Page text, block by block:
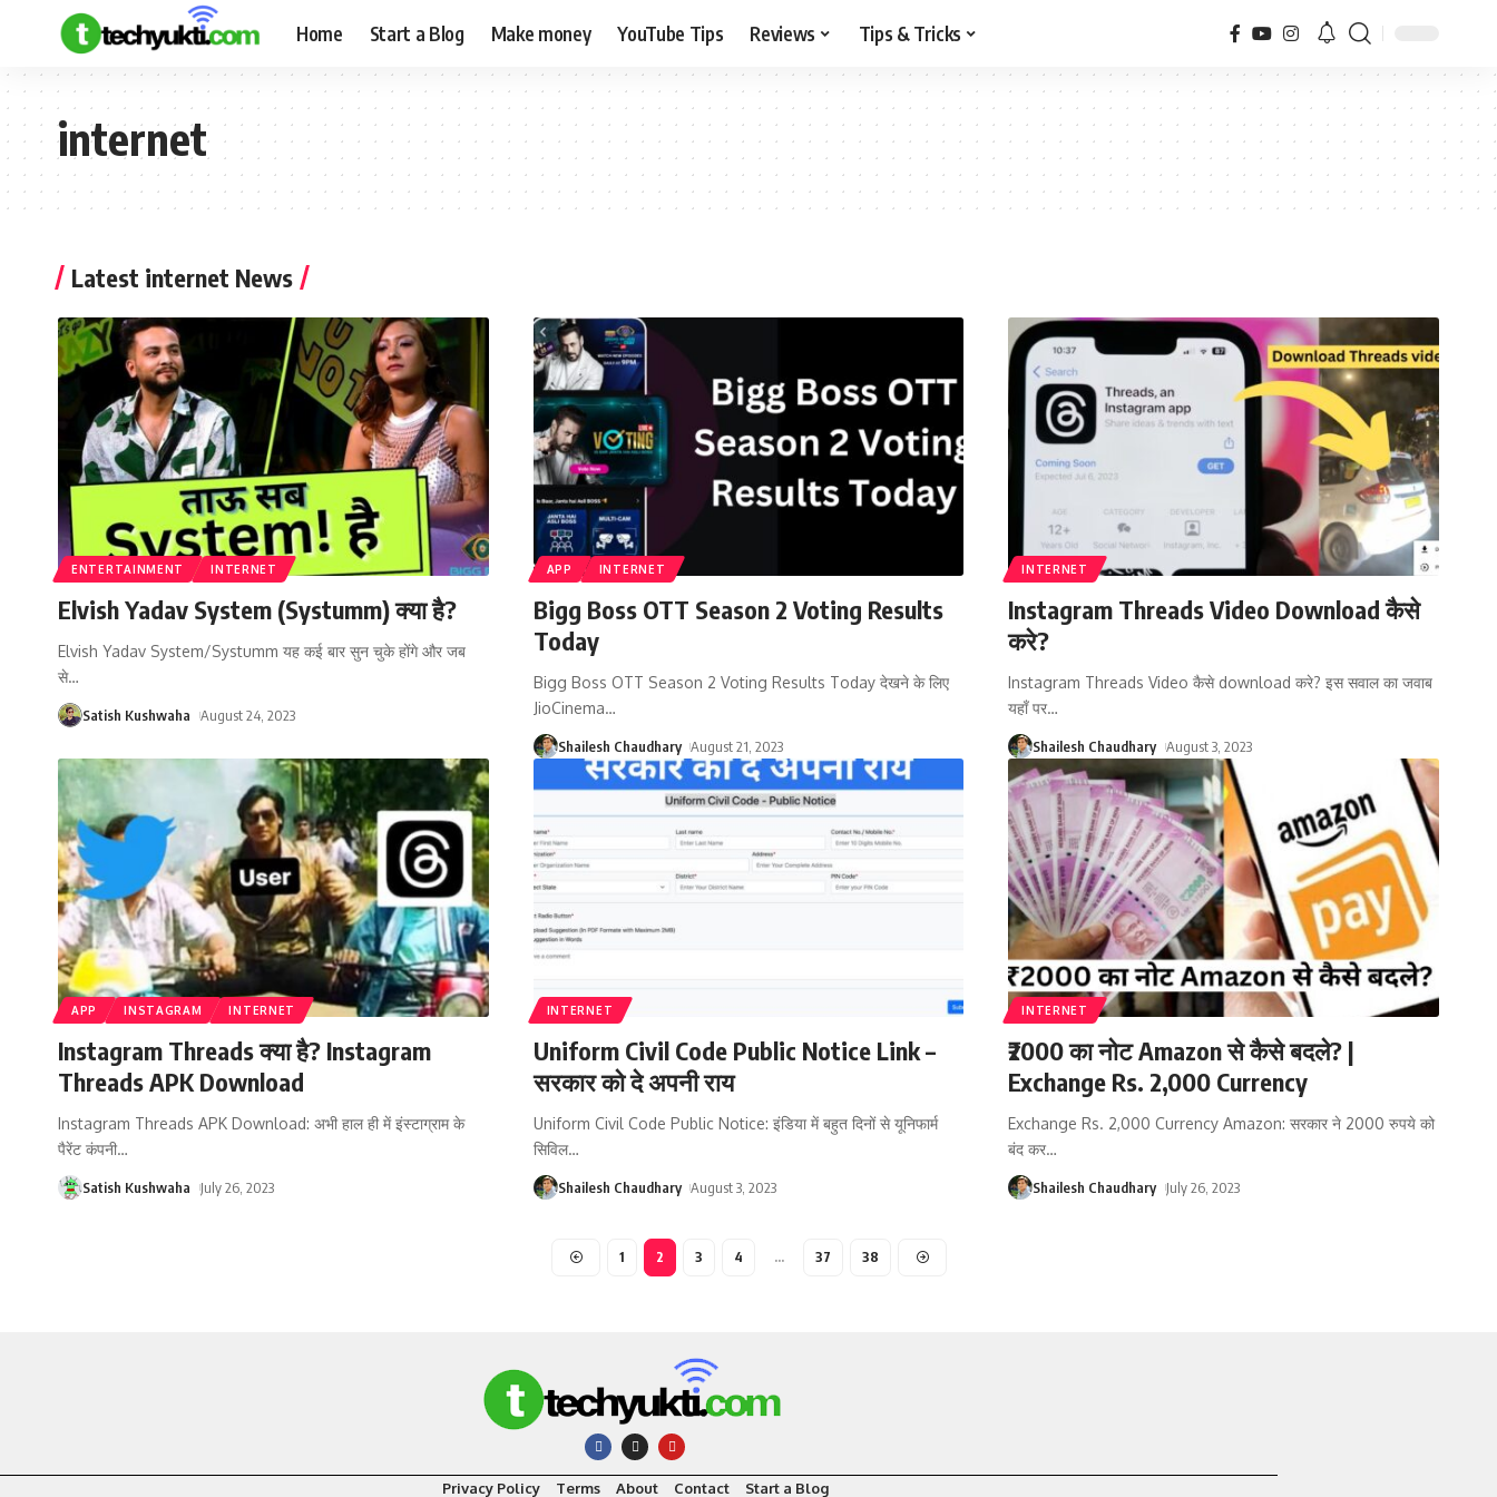
Home Start a Blog Make money YouTube Tips Reviews Tips & Tricks
internet
Latest internet News
ENTERTAINMENT INTERNET
Elvish Yadav System (Systumm) क्या है?
Elvish Yadav System/Systumm यह कई बार सुन चुके होंगे और जब
से…
Satish Kushwaha August 24, 2023
APP INTERNET
Bigg Boss OTT Season 2 Voting Results
Today
Bigg Boss OTT Season 2 Voting Results Today देखने के लिए
JioCinema…
Shailesh Chaudhary August 21, 2023
INTERNET
Instagram Threads Video Download कैसे
करे?
Instagram Threads Video कैसे download करे? इस सवाल का जवाब
यहाँ पर…
Shailesh Chaudhary August 3, 2023
APP INSTAGRAM INTERNET
Instagram Threads क्या है? Instagram
Threads APK Download
Instagram Threads APK Download: अभी हाल ही में इंस्टाग्राम के
पैरेंट कंपनी…
Satish Kushwaha July 26, 2023
INTERNET
Uniform Civil Code Public Notice Link –
सरकार को दे अपनी राय
Uniform Civil Code Public Notice: इंडिया में बहुत दिनों से यूनिफार्म
सिविल…
Shailesh Chaudhary August 3, 2023
INTERNET
₹2000 का नोट Amazon से कैसे बदले? |
Exchange Rs. 2,000 Currency
Exchange Rs. 2,000 Currency Amazon: सरकार ने 2000 रुपये को
बंद कर…
Shailesh Chaudhary July 26, 2023
1 2 3 4 … 37 38
Privacy Policy Terms About Contact Start a Blog